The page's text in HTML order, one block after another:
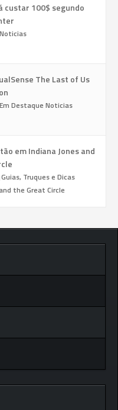
custar 100$ segundo
Noticias
The Last of Us
Em Destaque Noticias
em Indiana Jones and
Guias, Truques e Dicas
the Great Circle